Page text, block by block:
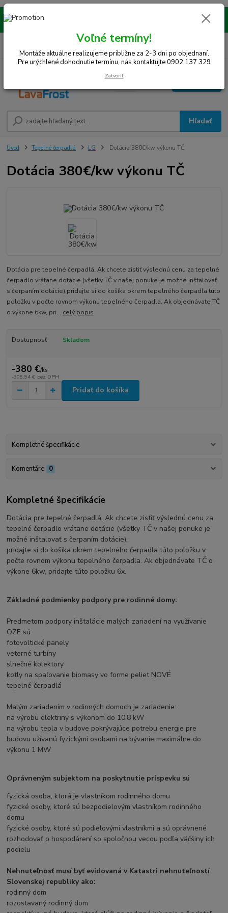
Montáže realizujeme na celom západe SR! Kraje TT, BA, NR, TN, vrátane
Hľadať
(Po-Pia, 8-15 hod.)
0 €
Úvod Tepelné čerpadlá LG Dotácia 380€/kw výkonu TČ
Dotácia 380€/kw výkonu TČ
Dotácia pre tepelné čerpadlá. Ak chcete zistiť výslednú cenu za tepelné
čerpadlo vrátane dotácie (všetky TČ v našej ponuke je možné inštalovať
s čerpaním dotácie),pridajte si do košíka okrem tepelného čerpadla túto
položku v počte rovnom výkonu tepelného čerpadla. Ak objednávate TČ
o výkone 6kw, pri... celý popis
Dostupnosť Skladom
-380 €/ks
-308,94 € bez DPH
Pridať do košíka
Kompletné špecifikácie
Komentáre 0
Kompletné špecifikácie
Dotácia pre tepelné čerpadlá. Ak chcete zistiť výslednú cenu za
tepelné čerpadlo vrátane dotácie (všetky TČ v našej ponuke je
možné inštalovať s čerpaním dotácie),
pridajte si do košíka okrem tepelného čerpadla túto položku v
počte rovnom výkonu tepelného čerpadla. Ak objednávate TČ o
výkone 6kw, pridajte túto položku 6x.
Základné podmienky podpory pre rodinné domy:
Predmetom podpory inštalácie malých zariadení na využívanie
OZE sú:
fotovoltické panely
veterné turbíny
slnečné kolektory
kotly na spaľovanie biomasy vo forme peliet NOVÉ
tepelné čerpadlá
Malým zariadením v rodinných domoch je zariadenie:
na výrobu elektriny s výkonom do 10,8 kW
na výrobu tepla v budove pokrývajúce potrebu energie pre
budovu užívanú fyzickými osobami na bývanie maximálne do
výkonu 1 MW
Oprávneným subjektom na poskytnutie príspevku sú
fyzická osoba, ktorá je vlastníkom rodinného domu
fyzické osoby, ktoré sú bezpodielovým vlastníkom rodinného
domu
fyzické osoby, ktoré sú podielovými vlastníkmi a sú oprávnené
rozhodovať o hospodárení so spoločnou vecou podľa väčšiny ich
podielu
Nehnuteľnosť musí byť evidovaná v Katastri nehnuteľností
Slovenskej republiky ako:
rodinný dom
rozostavaný rodinný dom
Voľné termíny!
Montáže aktuálne realizujeme približne za 2-3 dni po objednaní.
Pre urýchlené dohodnutie termínu, nás kontaktujte 0902 137 329
Zatvoriť